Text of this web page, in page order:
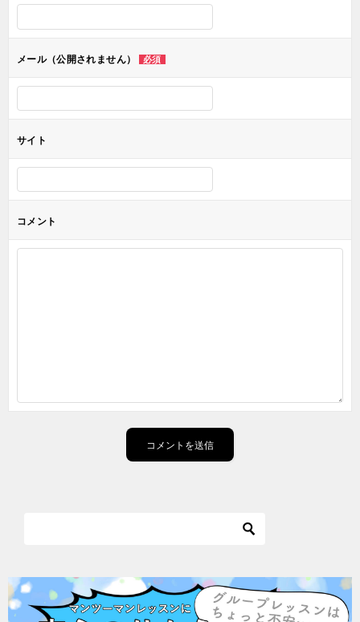
ン
メール（公開されません） 必須
サイト
コメント